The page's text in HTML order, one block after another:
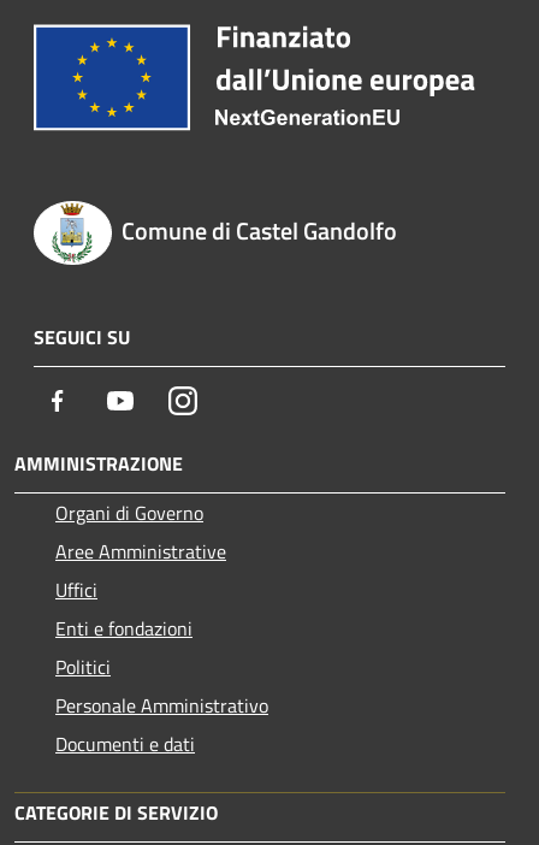
Comune di Castel Gandolfo
SEGUICI SU
Facebook YoutubeInstagram
AMMINISTRAZIONE
Organi di Governo
Aree Amministrative
Uffici
Enti e fondazioni
Politici
Personale Amministrativo
Documenti e dati
CATEGORIE DI SERVIZIO